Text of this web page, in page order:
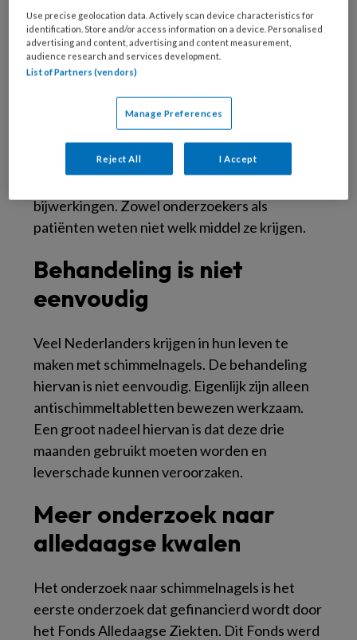
geen goed bewijs dat deze behandelingen
werkzaam zijn. Meer dan tien jaar geleden is
hier al onderzoek naar gedaan. Maar dat
onderzoek was van slechte kwaliteit. In dit
nieuwe onderzoek krijgen 90 mensen met een
schimmelnagel ofwel een van de twee
nagellakken met een antischimmelmiddel
ofwel een placebo. Gedurende zes maanden
bijwerkingen. Zowel onderzoekers als
patiënten weten niet welk middel ze krijgen.
Behandeling is niet
eenvoudig
Veel Nederlanders krijgen in hun leven te
maken met schimmelnagels. De behandeling
hiervan is niet eenvoudig. Eigenlijk zijn alleen
antischimmeltabletten bewezen werkzaam.
Een groot nadeel hiervan is dat deze drie
maanden gebruikt moeten worden en
leverschade kunnen veroorzaken.
Meer onderzoek naar
alledaagse kwalen
Het onderzoek naar schimmelnagels is het
eerste onderzoek dat gefinancierd wordt door
het Fonds Alledaagse Ziekten. Dit Fonds werd
Use precise geolocation data. Actively scan device characteristics for
identification. Store and/or access information on a device. Personalised
advertising and content, advertising and content measurement,
audience research and services development.
List of Partners (vendors)
Manage Preferences
Reject All I Accept